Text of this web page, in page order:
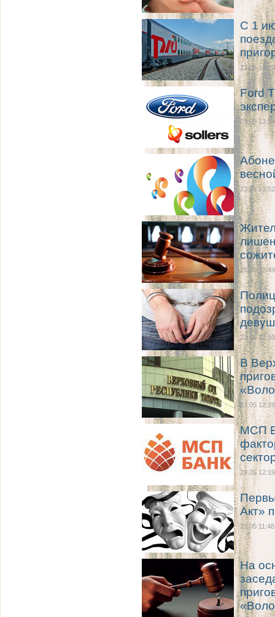
С 1
23.05 14:20
Ford
23.05 13:54
23.05 13:52
23.05 12:49
23.05 12:30
В
23.05 12:28
МСП
23.05 12:19
Акт»
23.05 11:48
На